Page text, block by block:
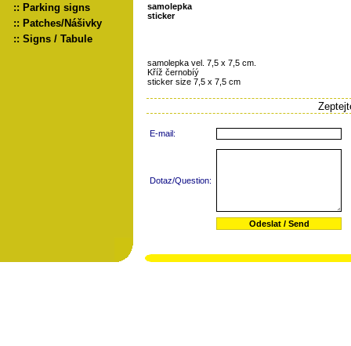
:: Parking signs
:: Patches/Nášivky
:: Signs / Tabule
samolepka
sticker
samolepka vel. 7,5 x 7,5 cm.
Kříž černobíý
sticker size 7,5 x 7,5 cm
E-mail:
Dotaz/Question: